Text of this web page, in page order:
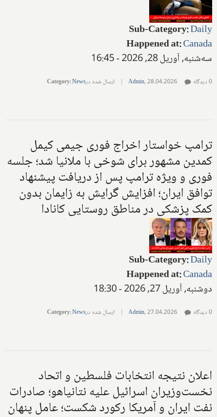
Sub-Category:Daily
Happened at:Canada
سه‌شنبه, آوریل 28, 2026 - 16:45
Admin,28.04.2026
| ارسال شده در Category:News 0 دیدگاه
ترامپ خواستار اخراج فوری جیمی کیمل
کمدین مشهور برای شوخی با ملانیا شد؛ جلسه
فوری و ویژه ترامپ پس از دریافت پیشنهاد
توافق ایران؛ افزایش گرایش به زایمان بدون
کمک پزشکی در مناطق روستایی کانادا
Sub-Category:Daily
Happened at:Canada
دوشنبه, آوریل 27, 2026 - 18:30
Admin,27.04.2026
| ارسال شده در Category:News 0 دیدگاه
اعلان نتیجه انتخابات فلسطین و اتحاد
نخست‌وزیران اسرائیل علیه نتانیاهو؛ صادرات
نفت ایران و آمریکا رکورد شکست؛ عامل پنهان